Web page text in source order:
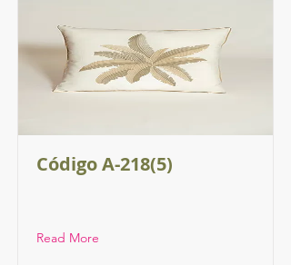
Código A-218(5)
Read More